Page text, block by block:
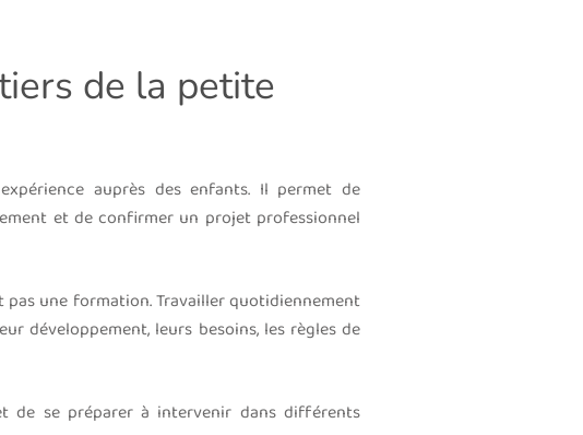
de la petite
auprès des enfants. Il permet de
et de confirmer un projet professionnel
une formation. Travailler quotidiennement
développement, leurs besoins, les règles de
de se préparer à intervenir dans différents